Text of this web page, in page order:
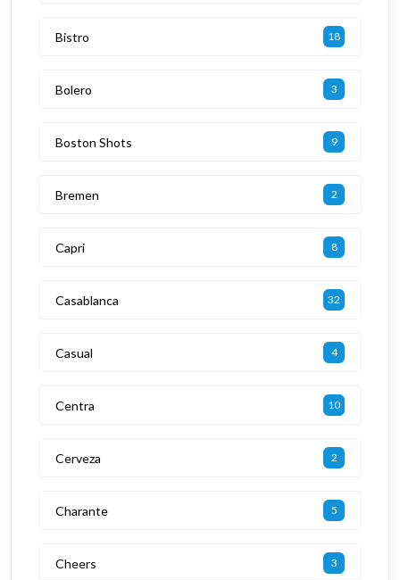
Bistro 18
Bolero 3
Boston Shots 9
Bremen 2
Capri 8
Casablanca 32
Casual 4
Centra 10
Cerveza 2
Charante 5
Cheers 3